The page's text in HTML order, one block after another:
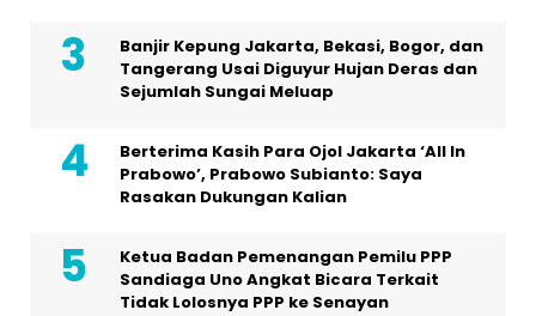
Banjir Kepung Jakarta, Bekasi, Bogor, dan
Tangerang Usai Diguyur Hujan Deras dan
Sejumlah Sungai Meluap
Berterima Kasih Para Ojol Jakarta ‘All In
Prabowo’, Prabowo Subianto: Saya
Rasakan Dukungan Kalian
Ketua Badan Pemenangan Pemilu PPP
Sandiaga Uno Angkat Bicara Terkait
Tidak Lolosnya PPP ke Senayan